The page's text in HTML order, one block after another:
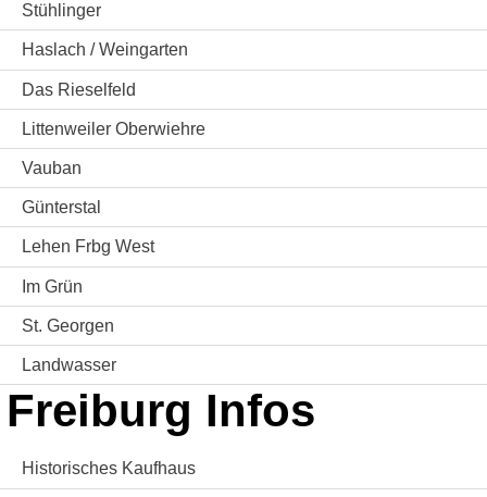
Stühlinger
Haslach / Weingarten
Das Rieselfeld
Littenweiler Oberwiehre
Vauban
Günterstal
Lehen Frbg West
Im Grün
St. Georgen
Landwasser
Freiburg Infos
Historisches Kaufhaus